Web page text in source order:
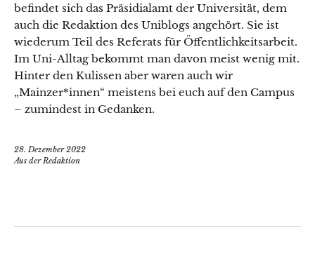
befindet sich das Präsidialamt der Universität, dem
auch die Redaktion des Uniblogs angehört. Sie ist
wiederum Teil des Referats für Öffentlichkeitsarbeit.
Im Uni-Alltag bekommt man davon meist wenig mit.
Hinter den Kulissen aber waren auch wir
„Mainzer*innen“ meistens bei euch auf den Campus
– zumindest in Gedanken.
28. Dezember 2022
Aus der Redaktion